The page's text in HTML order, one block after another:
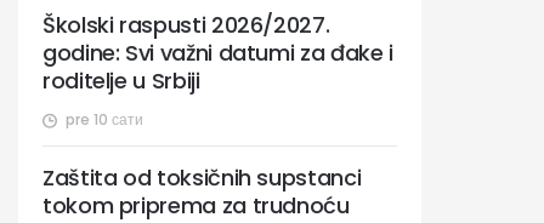
pre 10 сати
Školski raspusti 2026/2027.
godine: Svi važni datumi za đake i
roditelje u Srbiji
Zaštita od toksičnih supstanci
tokom priprema za trudnoću